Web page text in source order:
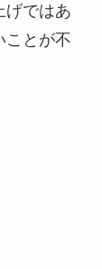
げではあ
ことが不